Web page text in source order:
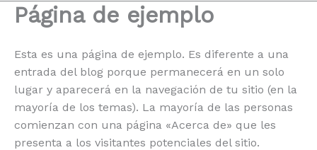
Página de ejemplo
Esta es una página de ejemplo. Es diferente a una
entrada del blog porque permanecerá en un solo
lugar y aparecerá en la navegación de tu sitio (en la
mayoría de los temas). La mayoría de las personas
comienzan con una página «Acerca de» que les
presenta a los visitantes potenciales del sitio.